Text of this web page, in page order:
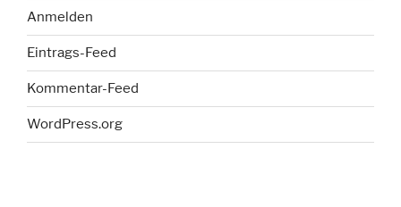
Anmelden
Eintrags-Feed
Kommentar-Feed
WordPress.org